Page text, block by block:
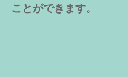
ことができます。